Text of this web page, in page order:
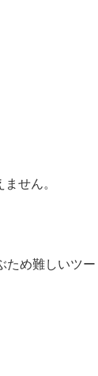
せん。
ため難しいツー